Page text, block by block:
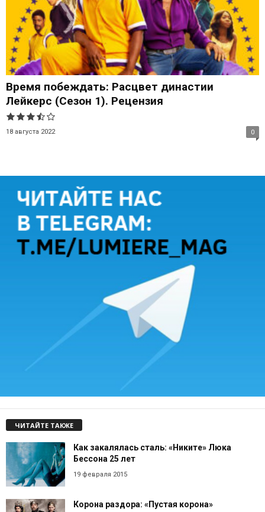
Время побеждать: Расцвет династии
Лейкерс (Сезон 1). Рецензия
18 августа 2022 0
ЧИТАЙТЕ ТАКЖЕ
Как закалялась сталь: «Никите» Люка
Бессона 25 лет
19 февраля 2015
Корона раздора: «Пустая корона»